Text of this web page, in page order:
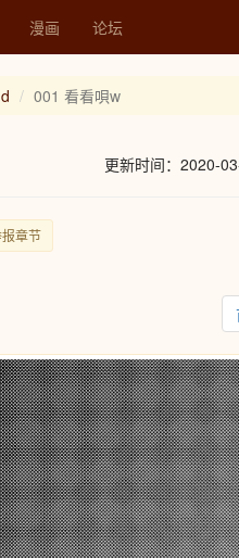
漫画 论坛
001 看看唄w
更新时间：2020-
章节